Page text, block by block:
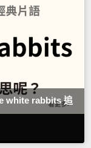
white rabbits 追